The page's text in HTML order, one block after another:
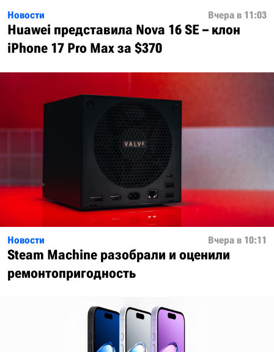
Новости Вчера в 11:03
Huawei представила Nova 16 SE – клон
iPhone 17 Pro Max за $370
Новости Вчера в 10:11
Steam Machine разобрали и оценили
ремонтопригодность